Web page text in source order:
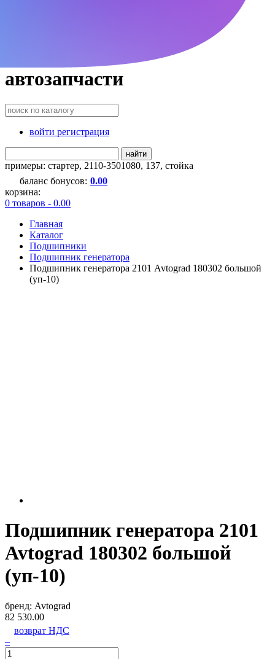
автозапчасти
войти регистрация
найти
примеры: стартер, 2110-3501080, 137, стойка
баланс бонусов: 0.00
корзина:
0 товаров - 0.00
Главная
Каталог
Подшипники
Подшипник генератора
Подшипник генератора 2101 Avtograd 180302 большой
(уп-10)
Подшипник генератора 2101
Avtograd 180302 большой
(уп-10)
бренд: Avtograd
82 530.00
возврат НДС
–